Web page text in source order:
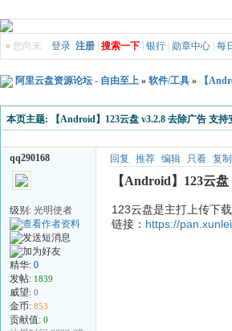
» 您尚未 登录 注册 搜索一下 银行 勋章中心 每
阿里云盘资源论坛 - 自由至上 » 软件/工具 » 【
本页主题: 【Android】123云盘 v3.2.8 去除广告 支持
qq290168
级别: 光明使者
精华: 0
发帖: 1839
威望: 0
金币: 853
贡献值: 0
回复 推荐 编辑 只看 复制
【Android】123云
123云盘是主打上传下
链接： https://